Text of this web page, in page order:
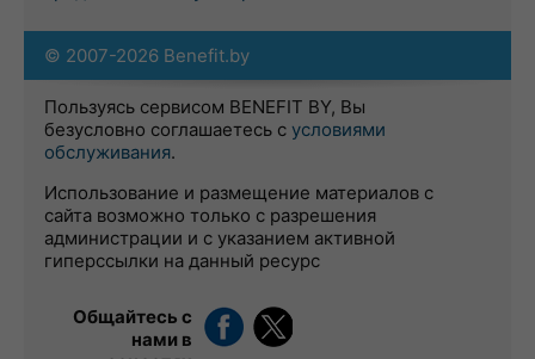
© 2007-2026 Benefit.by
Пользуясь сервисом BENEFIT BY, Вы
безусловно соглашаетесь с условиями
обслуживания.
Использование и размещение материалов с
сайта возможно только с разрешения
администрации и с указанием активной
гиперссылки на данный ресурс
Общайтесь с
нами в